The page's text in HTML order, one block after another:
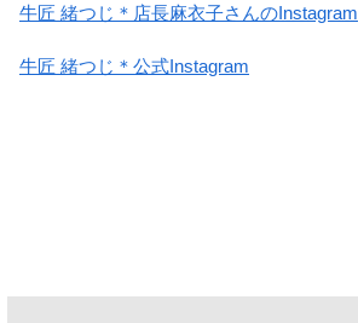
牛匠 緒つじ＊店長麻衣子さんのInstagram
牛匠 緒つじ＊公式Instagram